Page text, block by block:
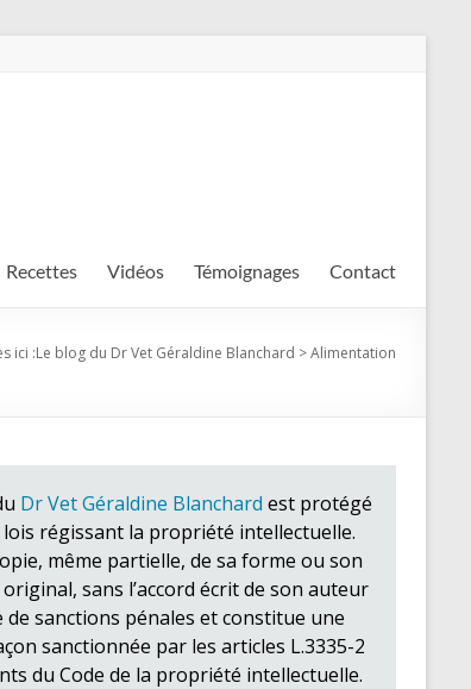
Recettes Vidéos Témoignages Contact
ici :Le blog du Dr Vet Géraldine Blanchard >Alimentation
Dr Vet Géraldine Blanchard est protégé
lois régissant la propriété intellectuelle.
même partielle, de sa forme ou son
sans l’accord écrit de son auteur
de sanctions pénales et constitue une
sanctionnée par les articles L.3335-2
du Code de la propriété intellectuelle.